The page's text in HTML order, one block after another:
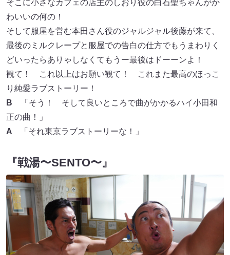
そこに小さなカフェの店主のしおり役の白石聖ちゃんがか
わいいの何の！
そして服屋を営む本田さん役のジャルジャル後藤が来て、
最後のミルクレープと服屋での告白の仕方でもうまわりく
どいったらありゃしなくてもうー最後はドーーンよ！
観て！ これ以上はお願い観て！ これまた最高のほっこ
り純愛ラブストーリー！
B
「そう！ そして良いところで曲がかかるハイ小田和
正の曲！」
A
「それ東京ラブストーリーな！」
『戦湯〜SENTO〜』